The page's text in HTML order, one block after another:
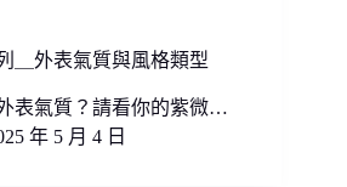
＿外表氣質與風格類型
表氣質？請看你的紫微…
年 5 月 4 日